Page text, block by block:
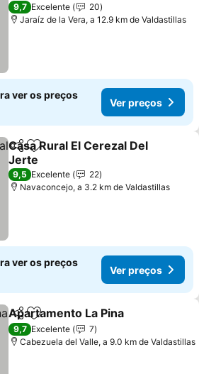
9,7 Excelente
20
Jaraíz de la Vera, a 12.9 km de Valdastillas
ver os preços
Ver preços
PartilharAdicionar aos favoritos
Casa Rural El Cerezal Del
Jerte
9,5 Excelente
22
Navaconcejo, a 3.2 km de Valdastillas
ver os preços
Ver preços
PartilharAdicionar aos favoritos
Apartamento La Pina
9,7 Excelente
7
Cabezuela del Valle, a 9.0 km de Valdastillas